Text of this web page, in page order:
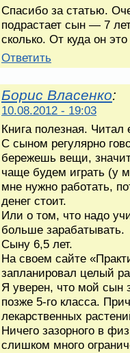
Спасибо за статью.
подрастает сын — 7
сколько. От куда он
Ответить
Борис Власенко:
10.08.2012 - 19:03
Книга полезная.
С сыном регулярно
бережешь вещи,
чаще будем играть (у
мне нужно работать,
денег стоит.
Или о том, что надо
больше зарабатывать.
Сыну 6,5 лет.
На своем сайте
запланировал целый
Я уверен, что мой сын
позже 5-го класса.
лекарственных
Ничего зазорного в
слишком много